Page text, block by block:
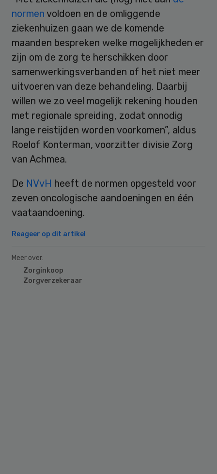
normen voldoen en de omliggende
ziekenhuizen gaan we de komende
maanden bespreken welke mogelijkheden er
zijn om de zorg te herschikken door
samenwerkingsverbanden of het niet meer
uitvoeren van deze behandeling. Daarbij
willen we zo veel mogelijk rekening houden
met regionale spreiding, zodat onnodig
lange reistijden worden voorkomen”, aldus
Roelof Konterman, voorzitter divisie Zorg
van Achmea.
De NVvH heeft de normen opgesteld voor
zeven oncologische aandoeningen en één
vaataandoening.
Reageer op dit artikel
Meer over:
Zorginkoop
Zorgverzekeraar